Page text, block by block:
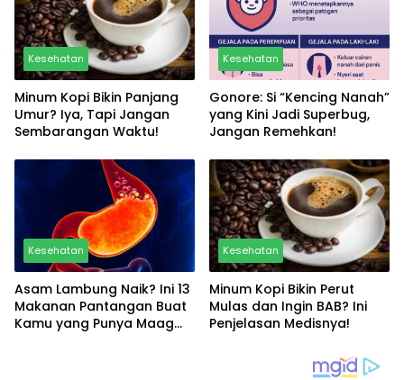
Kesehatan
Minum Kopi Bikin Panjang
Umur? Iya, Tapi Jangan
Sembarangan Waktu!
Kesehatan
Gonore: Si “Kencing Nanah”
yang Kini Jadi Superbug,
Jangan Remehkan!
Kesehatan
Asam Lambung Naik? Ini 13
Makanan Pantangan Buat
Kamu yang Punya Maag
Kesehatan
Minum Kopi Bikin Perut
Mulas dan Ingin BAB? Ini
Penjelasan Medisnya!